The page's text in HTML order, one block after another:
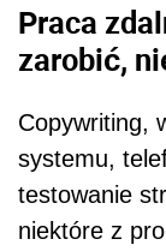
Praca
zarobić,
Copywriting,
systemu,
testowanie
niektóre z